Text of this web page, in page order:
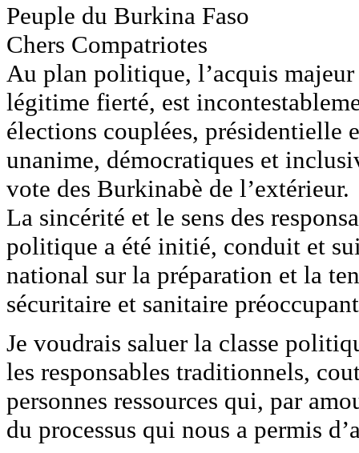
Peuple du Burkina Faso
Chers Compatriotes
Au plan politique, l’acquis
légitime fierté, est
élections couplées, présidentielle
unanime, démocratiques et
vote des Burkinabè de l’extérieur.
La sincérité et le sens des
politique a été initié, conduit et
national sur la préparation et la
sécuritaire et sanitaire
Je voudrais saluer la classe
les responsables traditionnels,
personnes ressources qui, par
du processus qui nous a permis